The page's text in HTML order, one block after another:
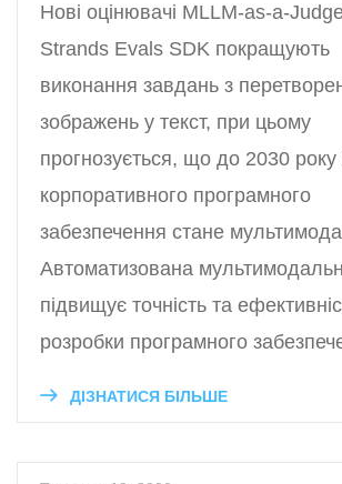
Нові оцінювачі MLLM-as-a-
Strands Evals SDK покращують
виконання завдань з
зображень у текст, при цьому
прогнозується, що до 2030
корпоративного програмного
забезпечення стане
Автоматизована
підвищує точність та
розробки програмного
ДІЗНАТИСЯ БІЛЬШЕ